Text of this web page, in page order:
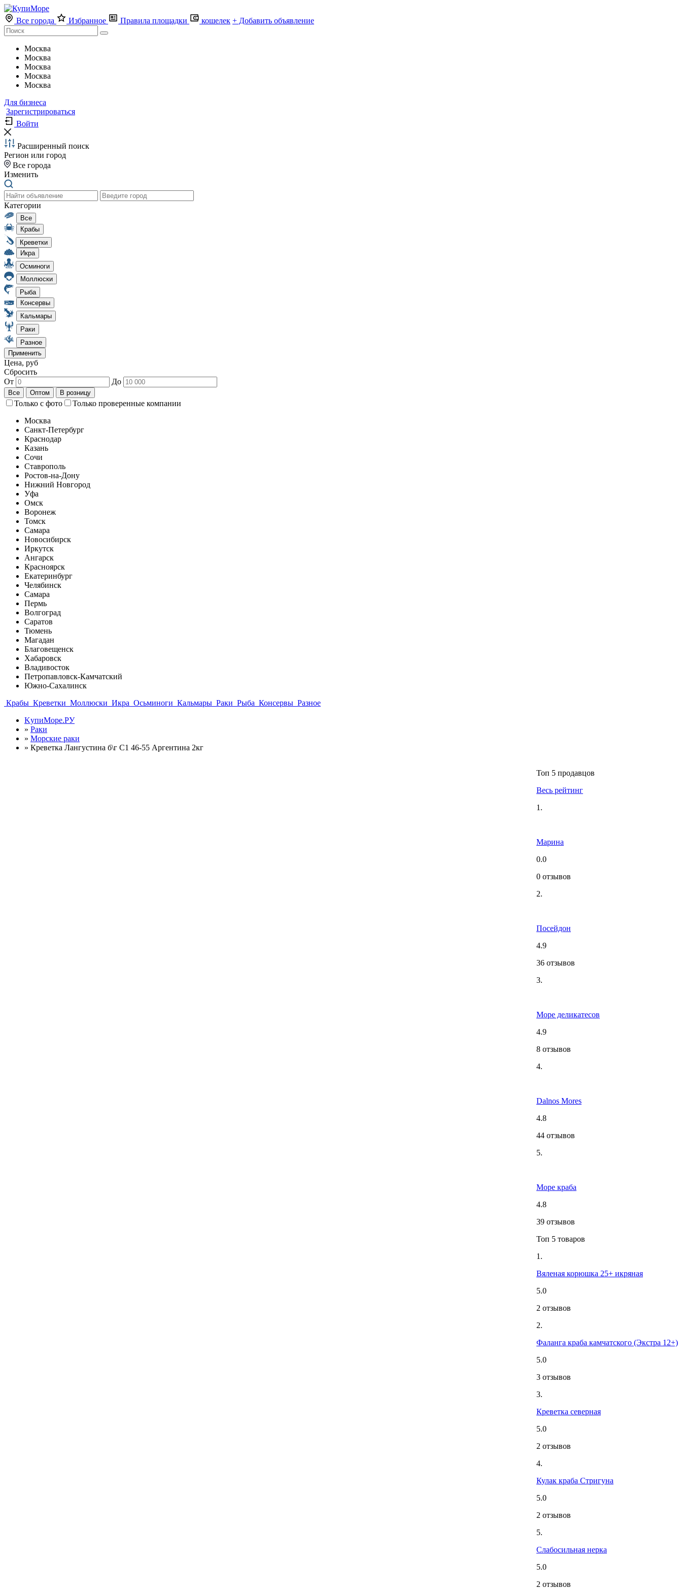
Все города Избранное Правила площадки кошелек + Добавить объявление
Москва
Москва
Москва
Москва
Москва
Для бизнеса
Зарегистрироваться
Войти
Расширенный поиск
Регион или город
Все города
Изменить
Категории
Цена, руб
Сбросить
От
До
Только с фото
Только проверенные компании
Москва
Санкт-Петербург
Краснодар
Казань
Сочи
Ставрополь
Ростов-на-Дону
Нижний Новгород
Уфа
Омск
Воронеж
Томск
Самара
Новосибирск
Иркутск
Ангарск
Красноярск
Екатеринбург
Челябинск
Самара
Пермь
Волгоград
Саратов
Тюмень
Магадан
Благовещенск
Хабаровск
Владивосток
Петропавловск-Камчатский
Южно-Сахалинск
Крабы Креветки Моллюски Икра Осьминоги Кальмары Раки Рыба Консервы Разное
KупиМоре.РУ
» Раки
» Морские раки
» Креветка Лангустина б\г С1 46-55 Аргентина 2кг
Топ 5 продавцов
Весь рейтинг
1.
Марина
0.0
0 отзывов
2.
Посейдон
4.9
36 отзывов
3.
Море деликатесов
4.9
8 отзывов
4.
Dalnos Mores
4.8
44 отзывов
5.
Море краба
4.8
39 отзывов
Топ 5 товаров
1.
Вяленая корюшка 25+ икряная
5.0
2 отзывов
2.
Фаланга краба камчатского (Экстра 12+)
5.0
3 отзывов
3.
Креветка северная
5.0
2 отзывов
4.
Кулак краба Стригуна
5.0
2 отзывов
5.
Слабосильная нерка
5.0
2 отзывов